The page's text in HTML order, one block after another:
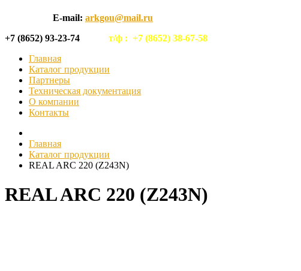
E-mail: arkgou@mail.ru
+7 (8652) 93-23-74 т/ф : +7 (8652) 38-67-58
Главная
Каталог продукции
Партнеры
Техническая документация
О компании
Контакты
Главная
Каталог продукции
REAL ARC 220 (Z243N)
REAL ARC 220 (Z243N)